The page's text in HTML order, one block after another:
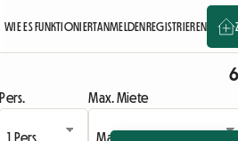
WIE ES FUNKTIONIERTANMELDENREGISTRIEREN
Pers.
Max. Miete